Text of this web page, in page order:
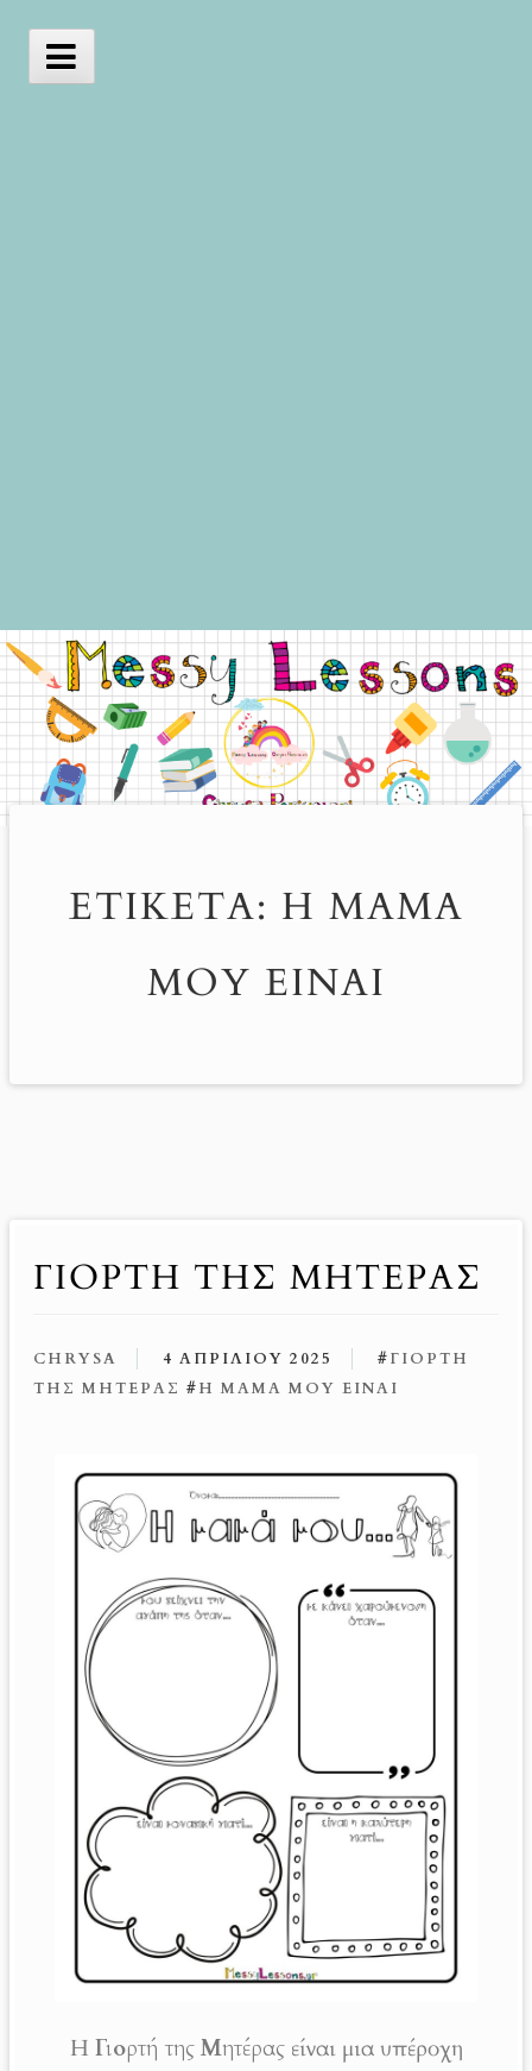
ΕΤΙΚΈΤΑ: Η ΜΑΜΆ
ΜΟΥ ΕΊΝΑΙ
ΓΙΟΡΤΉ ΤΗΣ ΜΗΤΈΡΑΣ
CHRYSA 4 ΑΠΡΙΛΊΟΥ 2025 #ΓΙΟΡΤΉ
ΤΗΣ ΜΗΤΈΡΑΣ #Η ΜΑΜΆ ΜΟΥ ΕΊΝΑΙ
Η Γιορτή της Μητέραςείναι μια υπέροχη